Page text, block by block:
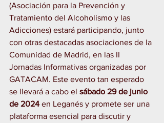
(Asociación para la Prevención y
Tratamiento del Alcoholismo y las
Adicciones) estará participando, junto
con otras destacadas asociaciones de la
Comunidad de Madrid, en las II
Jornadas Informativas organizadas por
GATACAM. Este evento tan esperado
se llevará a cabo el sábado 29 de junio
de 2024 en Leganés y promete ser una
plataforma esencial para discutir y